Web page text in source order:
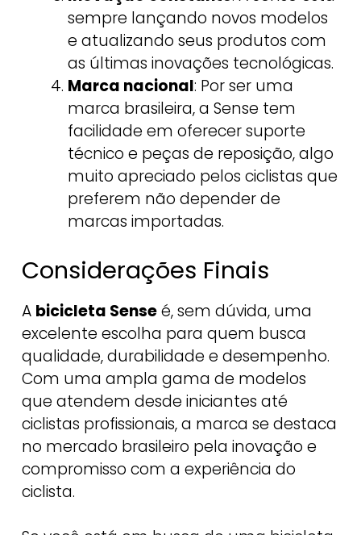
sempre lançando novos modelos
e atualizando seus produtos com
as últimas inovações tecnológicas.
Marca nacional: Por ser uma
marca brasileira, a Sense tem
facilidade em oferecer suporte
técnico e peças de reposição, algo
muito apreciado pelos ciclistas que
preferem não depender de
marcas importadas.
Considerações Finais
A bicicleta Senseé, sem dúvida, uma
excelente escolha para quem busca
qualidade, durabilidade e desempenho.
Com uma ampla gama de modelos
que atendem desde iniciantes até
ciclistas profissionais, a marca se destaca
no mercado brasileiro pela inovação e
compromisso com a experiência do
ciclista.